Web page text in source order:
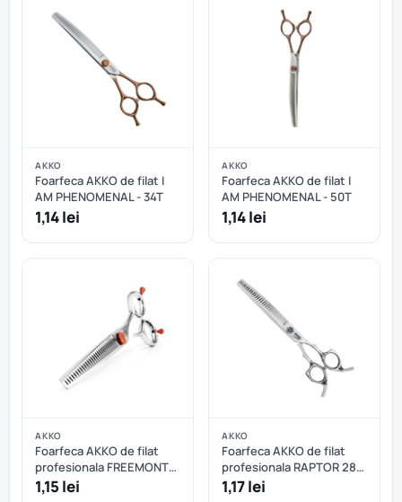
AKKO
Foarfeca AKKO de filat I
AM PHENOMENAL - 34T
1,14 lei
AKKO
Foarfeca AKKO de filat I
AM PHENOMENAL - 50T
1,14 lei
AKKO
Foarfeca AKKO de filat
profesionala FREEMONT
30T
1,15 lei
AKKO
Foarfeca AKKO de filat
profesionala RAPTOR 28T
curbata
1,17 lei